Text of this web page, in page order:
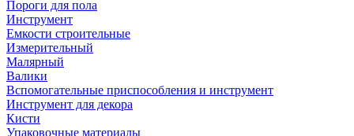
Пороги для пола
Инструмент
Емкости строительные
Измерительный
Малярный
Валики
Вспомогательные приспособления и инструмент
Инструмент для декора
Кисти
Упаковочные материалы